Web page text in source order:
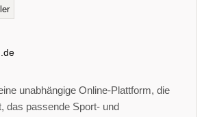
unabhängige Online-Plattform, die
das passende Sport- und